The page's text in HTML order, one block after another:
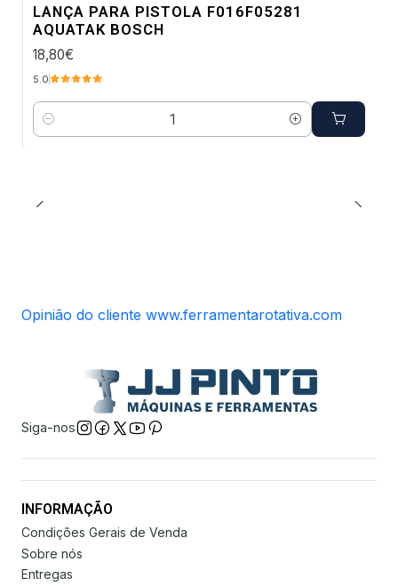
LANÇA PARA PISTOLA F016F05281
AQUATAK BOSCH
18,80€
5.0
Quantidade
Opinião do cliente www.ferramentarotativa.com
Siga-nos
INFORMAÇÃO
Condições Gerais de Venda
Sobre nós
Entregas